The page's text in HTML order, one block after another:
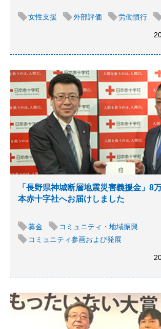
女性支援 外部評価 労働慣行
「長野県神城断層地震災害義援金」8
本赤十字社へお届けしました
募金
コミュニティ・地域振興
コミュニティ参画および発展